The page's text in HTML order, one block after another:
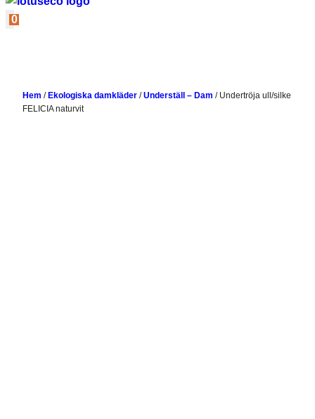
0
Hem / Ekologiska damkläder /Underställ – Dam / Undertröja ull/silke
FELICIA naturvit